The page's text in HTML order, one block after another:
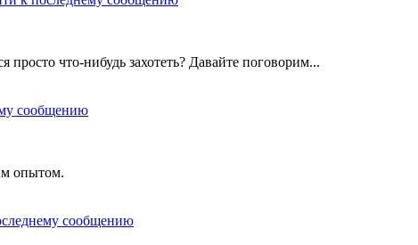
что-нибудь захотеть? Давайте поговорим...
опытом.